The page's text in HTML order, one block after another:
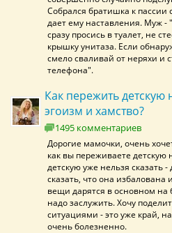
Собрался братишка к пассии
дает ему наставления. Муж
сразу просись в туалет, не
крышку унитаза. Если
смело сваливай от неряхи и
телефона".
Как пережить детскую
эгоизм и хамство?
1495 комментариев
Дорогие мамочки, очень
как вы переживаете детскую
детскую уже нельзя сказать -
сказать, что она
вещи дарятся в основном
надо заслужить. Хочу
ситуациями - это уже край,
очень болезненно.